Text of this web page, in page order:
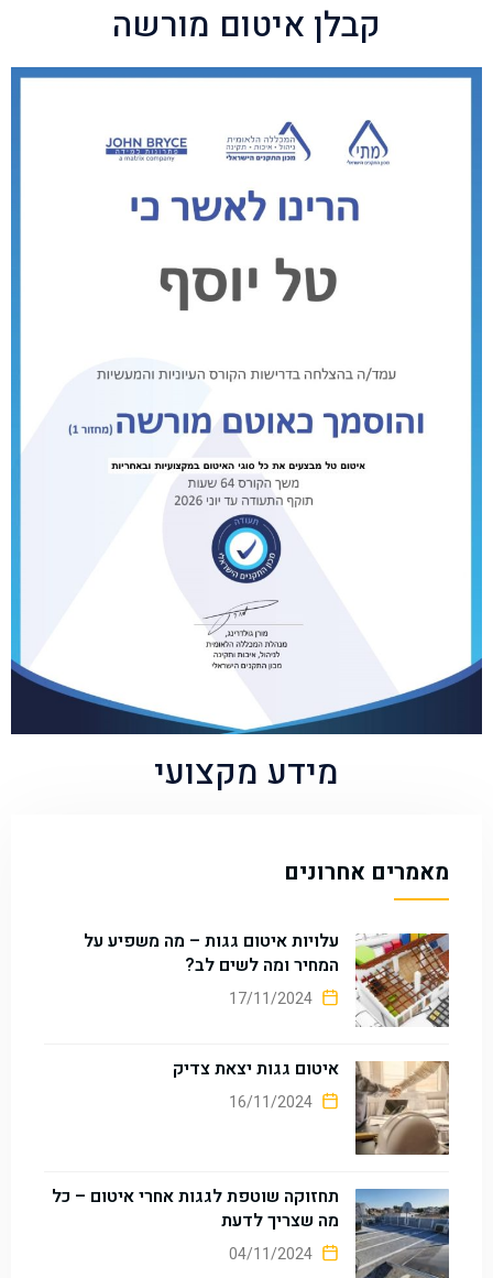
קבלן איטום מורשה
מידע מקצועי
מאמרים אחרונים
עלויות איטום גגות – מה משפיע על
המחיר ומה לשים לב?
איטום גגות יצאת צדיק
תחזוקה שוטפת לגגות אחרי איטום – כל
מה שצריך לדעת